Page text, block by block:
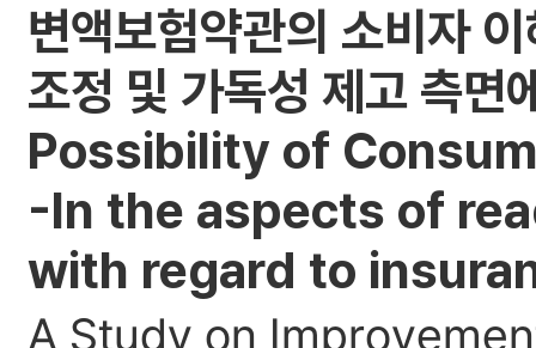
변액보험약관의 소비자
조정 및 가독성 제고
Possibility of
-In the aspects of
with regard to
A Study on